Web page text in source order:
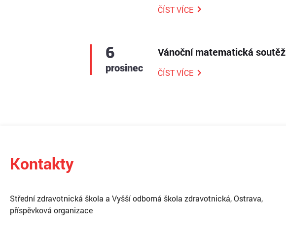
ČÍST VÍCE
6
prosinec
Vánoční matematická soutěž
ČÍST VÍCE
Kontakty
Střední zdravotnická škola a Vyšší odborná škola zdravotnická, Ostrava,
příspěvková organizace